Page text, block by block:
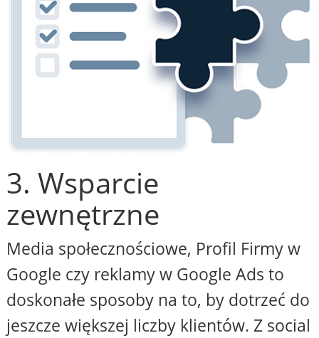
3. Wsparcie
zewnętrzne
Media społecznościowe, Profil Firmy w
Google czy reklamy w Google Ads to
doskonałe sposoby na to, by dotrzeć do
jeszcze większej liczby klientów. Z social